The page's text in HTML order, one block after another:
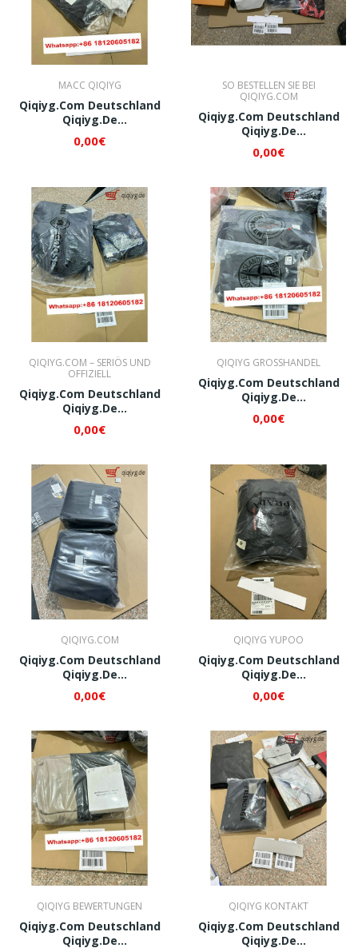
MACC QIQIYG
Qiqiyg.com Deutschland
Qiqiyg.de
QI313
0,00€
SO BESTELLEN SIE BEI
QIQIYG.COM
Qiqiyg.com Deutschland
Qiqiyg.de
QI315
0,00€
QIQIYG.COM – SERIÖS UND
OFFIZIELL
Qiqiyg.com Deutschland
Qiqiyg.de
QI316
0,00€
QIQIYG GROSSHANDEL
Qiqiyg.com Deutschland
Qiqiyg.de
QI319
0,00€
QIQIYG.COM
Qiqiyg.com Deutschland
Qiqiyg.de
QI320
0,00€
QIQIYG YUPOO
Qiqiyg.com Deutschland
Qiqiyg.de
QI321
0,00€
QIQIYG BEWERTUNGEN
Qiqiyg.com Deutschland
Qiqiyg.de
QIQIYG KONTAKT
Qiqiyg.com Deutschland
Qiqiyg.de